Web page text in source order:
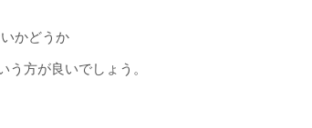
かどうか
方が良いでしょう。